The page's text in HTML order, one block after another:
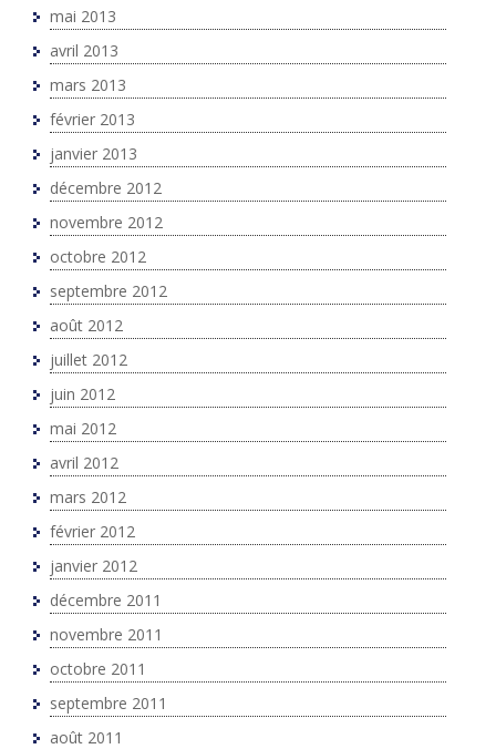
mai 2013
avril 2013
mars 2013
février 2013
janvier 2013
décembre 2012
novembre 2012
octobre 2012
septembre 2012
août 2012
juillet 2012
juin 2012
mai 2012
avril 2012
mars 2012
février 2012
janvier 2012
décembre 2011
novembre 2011
octobre 2011
septembre 2011
août 2011